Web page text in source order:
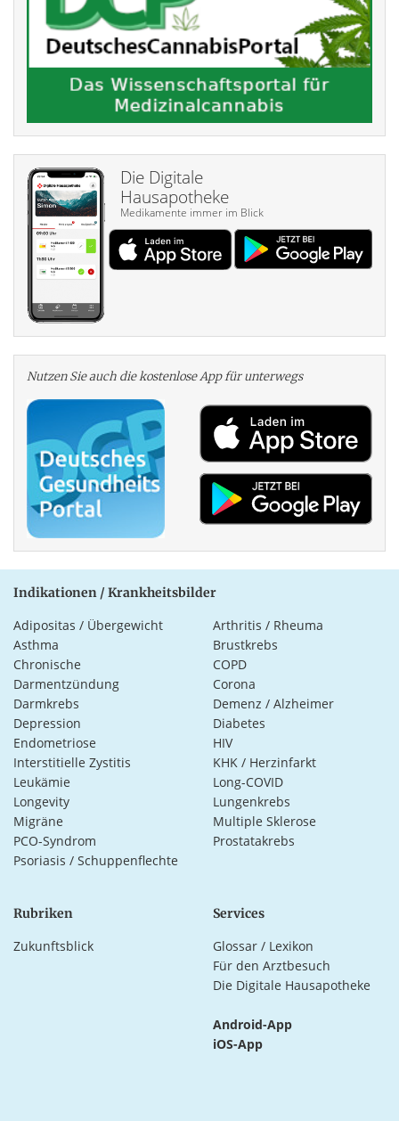
Die Digitale
Hausapotheke
Medikamente immer im Blick
Nutzen Sie auch die kosten­lose App für unterwegs
Indikationen / Krankheitsbilder
Adipositas / Übergewicht
Arthritis / Rheuma
Asthma
Brustkrebs
Chronische
Darmentzündung
COPD
Corona
Darmkrebs
Demenz / Alzheimer
Depression
Diabetes
Endometriose
HIV
Interstitielle Zystitis
KHK / Herzinfarkt
Leukämie
Long-COVID
Longevity
Lungenkrebs
Migräne
Multiple Sklerose
PCO-Syndrom
Prostatakrebs
Psoriasis / Schuppenflechte
Rubriken
Zukunftsblick
Services
Glossar / Lexikon
Für den Arztbesuch
Die Digitale Hausapotheke
Android-App
iOS-App